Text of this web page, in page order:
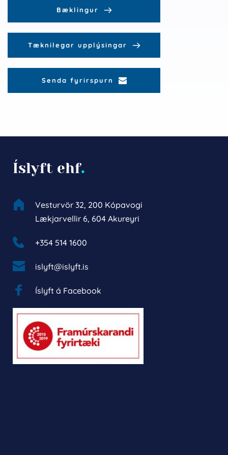
Bæklingur
Tæknilegar upplýsingar
Senda fyrirspurn
Íslyft ehf.
Vesturvör 32, 200 Kópavogi
Lækjarvellir 6, 604 Akureyri
+354 514 1600
islyft@islyft.is
Íslyft á Facebook